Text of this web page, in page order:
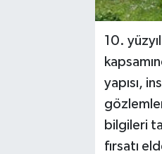
10.
yapısı,
bilgileri
fırsatı